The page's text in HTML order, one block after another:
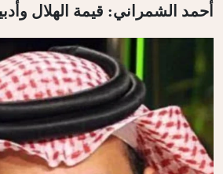
أحمد الشمراني: قيمة الهلال